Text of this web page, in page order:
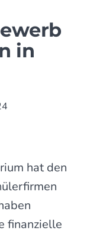
in
hat den
finanzielle